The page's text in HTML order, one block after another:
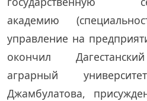
академию
управление на
окончил
аграрный
Джамбулатова,